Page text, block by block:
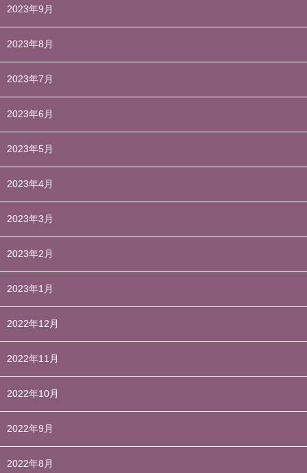
2023年9月
2023年8月
2023年7月
2023年6月
2023年5月
2023年4月
2023年3月
2023年2月
2023年1月
2022年12月
2022年11月
2022年10月
2022年9月
2022年8月